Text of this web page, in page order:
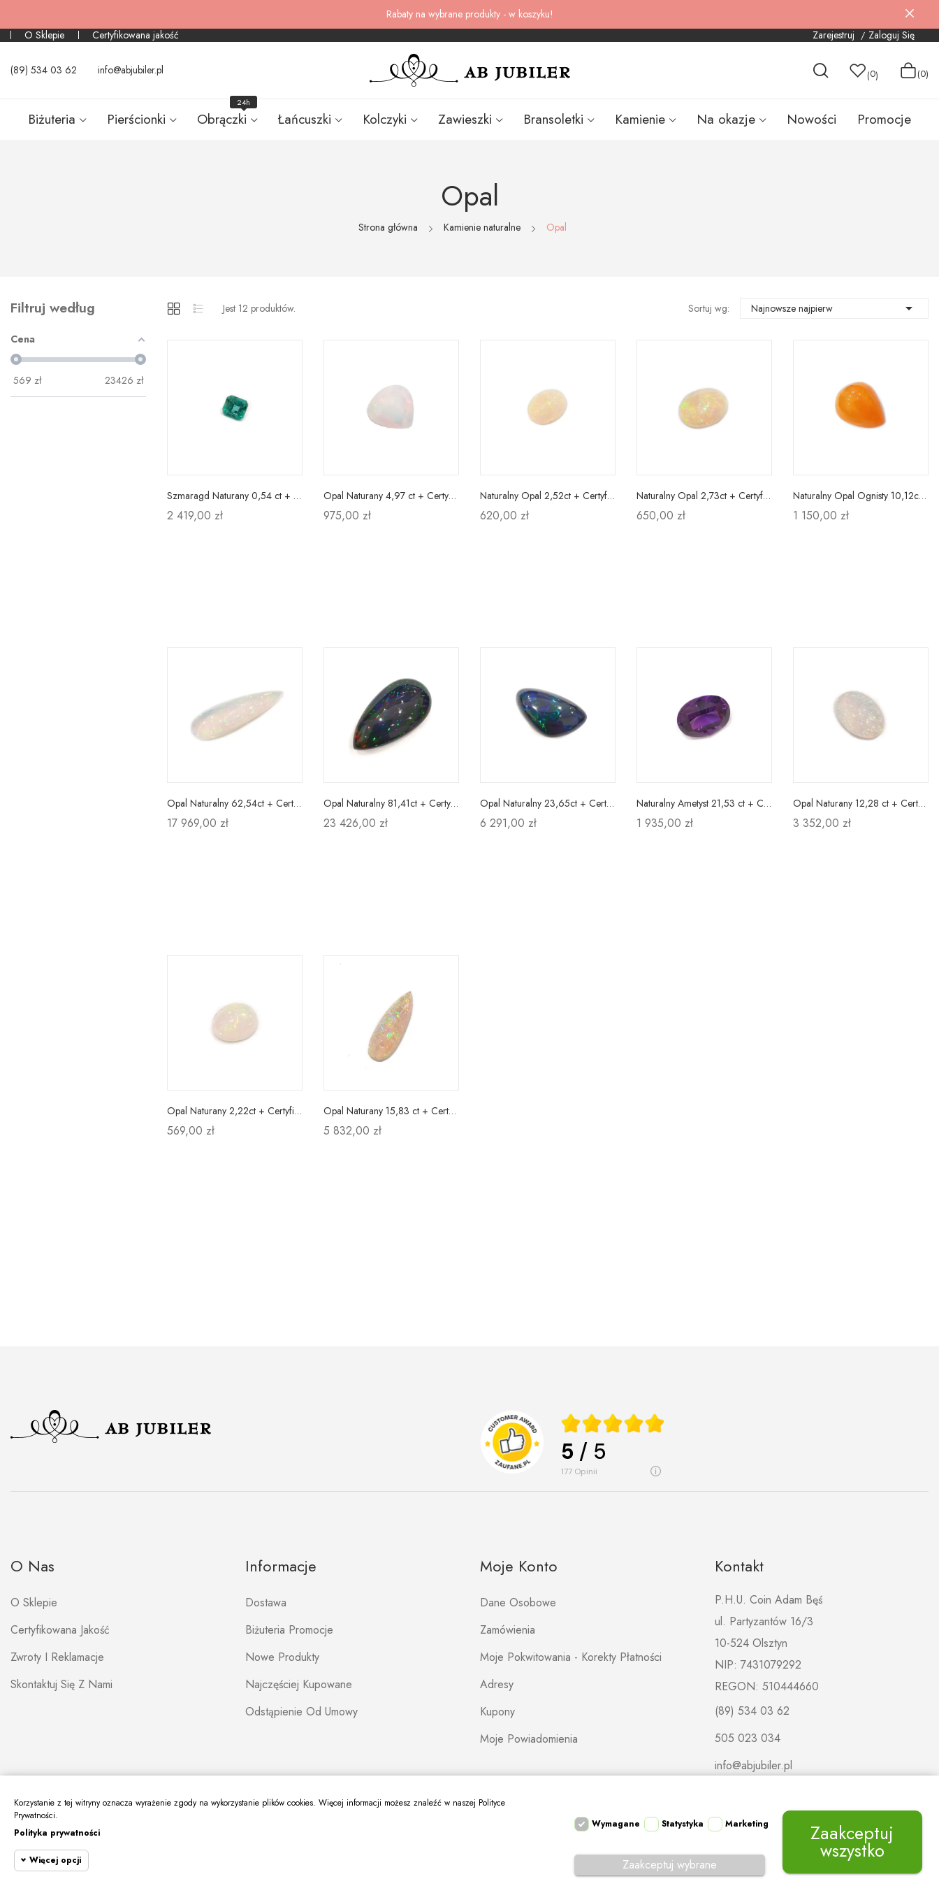
Rabaty na wybrane produkty - w koszyku!
O Sklepie
Certyfikowana jakość Zarejestruj Zaloguj Się
(89) 534 03 62 info@abjubiler.pl (0) (0)
Biżuteria Pierścionki Obrączki
24h
Łańcuszki Kolczyki Zawieszki Bransoletki Kamienie Na okazje Nowości Promocje
Opal
Strona główna Kamienie naturalne Opal
Filtruj według
Cena
569 zł 23426 zł
Jest 12 produktów. Sortuj wg: Najnowsze najpierw 
Szmaragd Naturany 0,54 ct + Certyfikat
2 419,00 zł
Opal Naturany 4,97 ct + Certyfikat
975,00 zł
Naturalny Opal 2,52ct + Certyfikat
620,00 zł
Naturalny Opal 2,73ct + Certyfikat
650,00 zł
Naturalny Opal Ognisty 10,12ct + Certyfikat
1 150,00 zł
Opal Naturalny 62,54ct + Certyfikat
17 969,00 zł
Opal Naturalny 81,41ct + Certyfikat
23 426,00 zł
Opal Naturalny 23,65ct + Certyfikat
6 291,00 zł
Naturalny Ametyst 21,53 ct + Certyfikat
1 935,00 zł
Opal Naturany 12,28 ct + Certyfikat
3 352,00 zł
Opal Naturany 2,22ct + Certyfikat
569,00 zł
Opal Naturany 15,83 ct + Certyfikat
5 832,00 zł
5 / 5
177 opinii
O Nas
O Sklepie
Certyfikowana Jakość
Zwroty I Reklamacje
Skontaktuj Się Z Nami
Informacje
Dostawa
Biżuteria Promocje
Nowe Produkty
Najczęściej Kupowane
Odstąpienie Od Umowy
Moje Konto
Dane Osobowe
Zamówienia
Moje Pokwitowania - Korekty Płatności
Adresy
Kupony
Moje Powiadomienia
Kontakt
P.H.U. Coin Adam Bęś
ul. Partyzantów 16/3
10-524 Olsztyn
NIP: 7431079292
REGON: 510444660
(89) 534 03 62
505 023 034
info@abjubiler.pl
Korzystanie z tej witryny oznacza wyrażenie zgody na wykorzystanie plików cookies. Więcej informacji możesz znaleźć w naszej Polityce
Prywatności.
Polityka prywatności
Więcej opcji
Wymagane Statystyka Marketing
Zaakceptuj wybrane
Zaakceptuj
wszystko
Copyright © ABJUBILER. All Rights Reserved. Realizacja: Mapa strony Regulamin Polityka prywatności Kontakt